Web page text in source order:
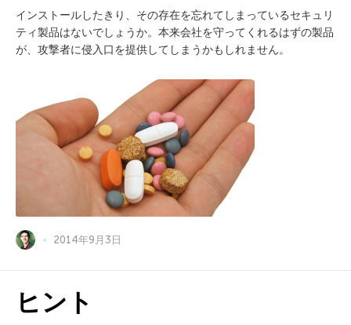
インストールしたきり、その存在を忘れてしまっているセキュリ
ティ製品はないでしょうか。本来会社を守ってくれるはずの製品
が、攻撃者に侵入口を提供してしまうかもしれません。
2014年9月3日
ヒント